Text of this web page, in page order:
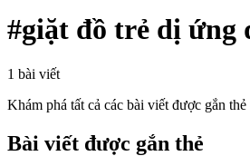
#giặt đồ trẻ dị ứng
1 bài viết
Khám phá tất cả các bài viết được gắn thẻ
Bài viết được gắn thẻ